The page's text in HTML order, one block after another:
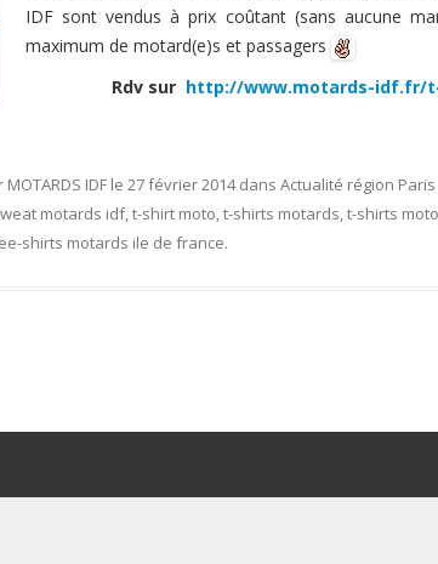
IDF sont vendus à prix coûtant (sans aucune
maximum de motard(e)s et passagers
Rdv sur http://www.motards-idf.fr/
MOTARDS IDF le 27 février 2014dans Actualité région Paris
motards idf,t-shirt moto,t-shirts motards,t-shirts
shirts motards ile de france.